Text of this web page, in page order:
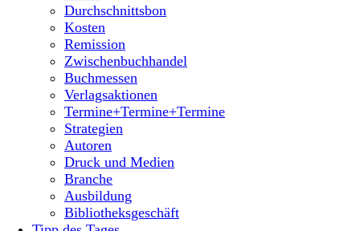
Durchschnittsbon
Kosten
Remission
Zwischenbuchhandel
Buchmessen
Verlagsaktionen
Termine+Termine+Termine
Strategien
Autoren
Druck und Medien
Branche
Ausbildung
Bibliotheksgeschäft